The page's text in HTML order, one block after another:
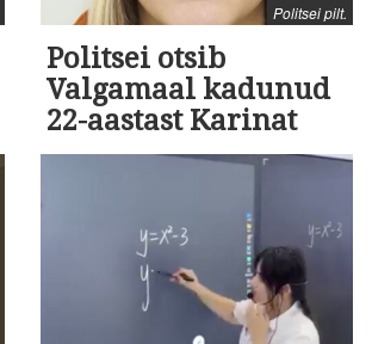
Politsei pilt.
Politsei otsib
Valgamaal kadunud
22-aastast Karinat